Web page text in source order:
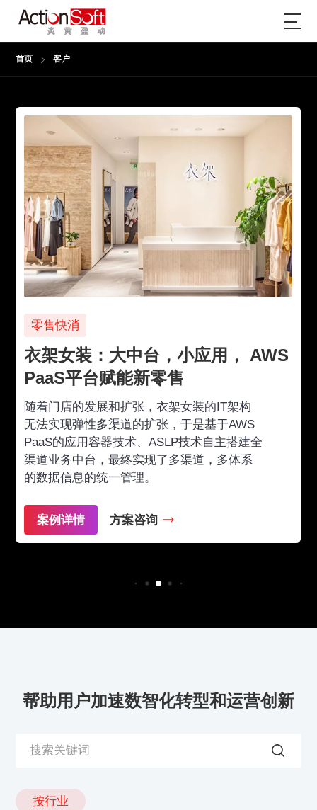
首页 客户
零售快消
衣架女装：大中台，小应用， AWS
PaaS平台赋能新零售
随着门店的发展和扩张，衣架女装的IT架构
无法实现弹性多渠道的扩张，于是基于AWS
PaaS的应用容器技术、ASLP技术自主搭建全
渠道业务中台，最终实现了多渠道，多体系
的数据信息的统一管理。
案例详情 方案咨询
帮助用户加速数智化转型和运营创新
按行业